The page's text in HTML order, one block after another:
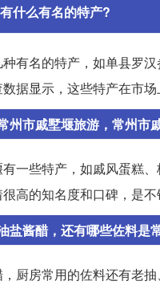
有什么有名的特产?
有名的特产，如单县罗
据显示，这些特产在市
州市戚墅堰旅游，常州市
一些特产，如戚风蛋糕
高的知名度和口碑，是不
盐酱醋，还有哪些佐料是
厨房常用的佐料还有老